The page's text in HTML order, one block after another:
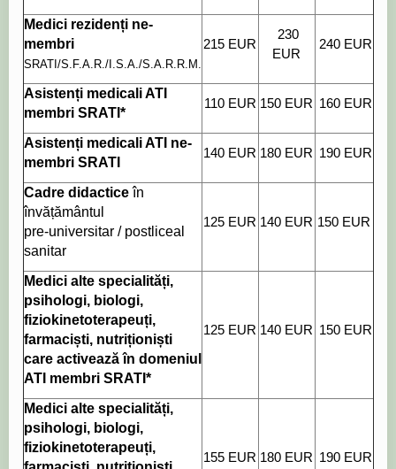
Medici rezidenți ne-
membri
SRATI/S.F.A.R./I.S.A./S.A.R.R.M.
215 EUR
230
EUR
240 EUR
Asistenți medicali ATI
membri SRATI*
110 EUR 150 EUR 160 EUR
Asistenți medicali ATI ne-
membri SRATI
140 EUR 180 EUR 190 EUR
Cadre didacticeîn
învățământul
pre-universitar / postliceal
sanitar
125 EUR 140 EUR 150 EUR
Medici alte specialități,
psihologi, biologi,
fiziokinetoterapeuți,
farmaciști, nutriționiști
care activează în domeniul
ATI membri SRATI*
125 EUR 140 EUR 150 EUR
Medici alte specialități,
psihologi, biologi,
fiziokinetoterapeuți,
155 EUR 180 EUR 190 EUR